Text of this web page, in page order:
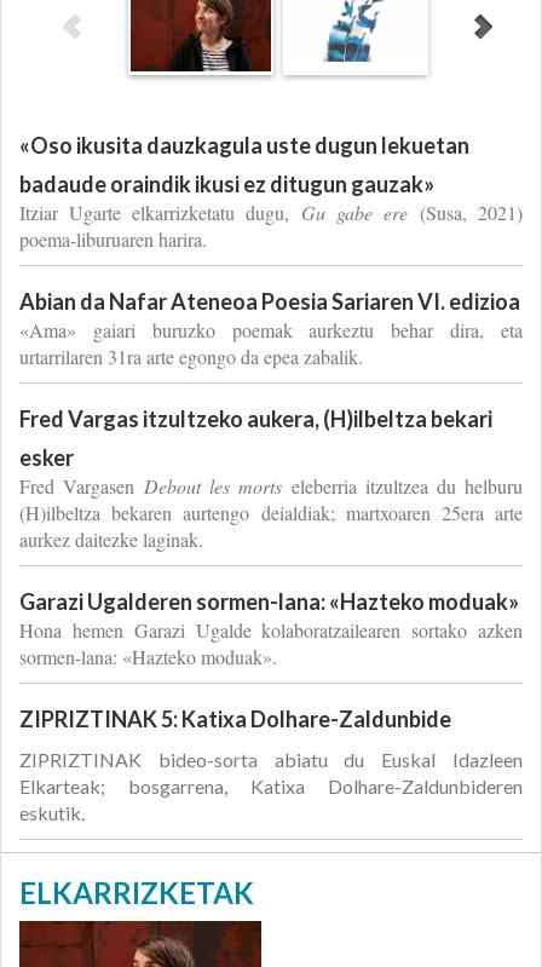
«Oso ikusita dauzkagula uste dugun lekuetan
badaude oraindik ikusi ez ditugun gauzak»
Itziar Ugarte elkarrizketatu dugu, Gu gabe ere (Susa, 2021)
poema-liburuaren harira.
Abian da Nafar Ateneoa Poesia Sariaren VI. edizioa
«Ama» gaiari buruzko poemak aurkeztu behar dira, eta
urtarrilaren 31ra arte egongo da epea zabalik.
Fred Vargas itzultzeko aukera, (H)ilbeltza bekari
esker
Fred Vargasen Debout les morts eleberria itzultzea du helburu
(H)ilbeltza bekaren aurtengo deialdiak; martxoaren 25era arte
aurkez daitezke laginak.
Garazi Ugalderen sormen-lana: «Hazteko moduak»
Hona hemen Garazi Ugalde kolaboratzailearen sortako azken
sormen-lana: «Hazteko moduak».
ZIPRIZTINAK 5: Katixa Dolhare-Zaldunbide
ZIPRIZTINAK bideo-sorta abiatu du Euskal Idazleen
Elkarteak; bosgarrena, Katixa Dolhare-Zaldunbideren
eskutik.
ELKARRIZKETAK